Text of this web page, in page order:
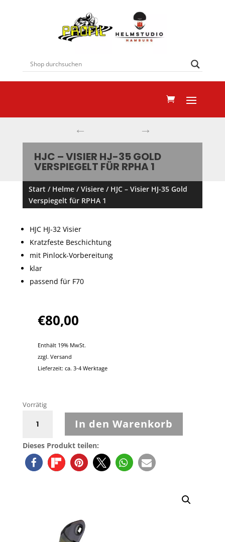
← →
HJC – VISIER HJ-35 GOLD
VERSPIEGELT FÜR RPHA 1
Dieses Produkt teilen:
Start / Helme/Visiere/ HJC – Visier HJ-35 Gold
Verspiegelt für RPHA 1
HJC HJ-32 Visier
Kratzfeste Beschichtung
mit Pinlock-Vorbereitung
klar
passend für F70
€80,00
Enthält 19% MwSt.
zzgl. Versand
Lieferzeit: ca. 3-4 Werktage
Vorrätig
HJ-
35
Gold
In den Warenkorb